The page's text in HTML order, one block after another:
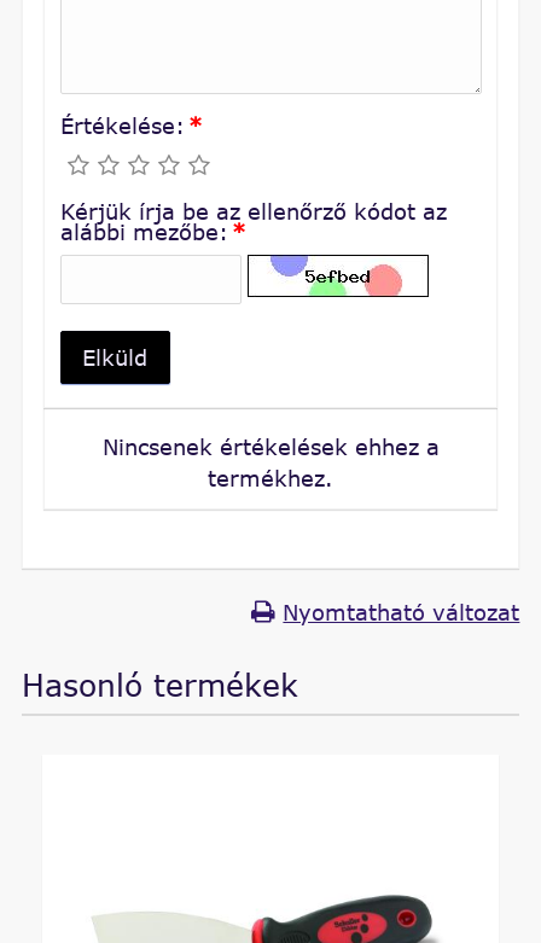
Értékelése: *
Kérjük írja be az ellenőrző kódot az
alábbi mezőbe: *
Elküld
Nincsenek értékelések ehhez a
termékhez.
Nyomtatható változat
Hasonló termékek